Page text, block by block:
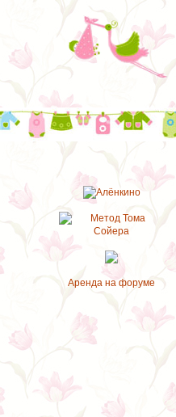
Аренда на форуме